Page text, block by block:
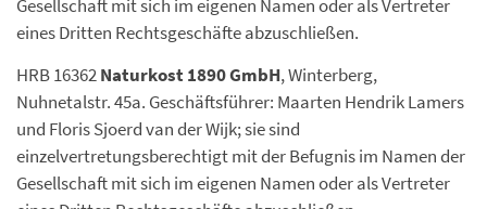
Gesellschaft mit sich im eigenen Namen oder als Vertreter
eines Dritten Rechtsgeschäfte abzuschließen.
HRB 16362Naturkost 1890 GmbH, Winterberg,
Nuhnetalstr. 45a. Geschäftsführer: Maarten Hendrik Lamers
und Floris Sjoerd van der Wijk; sie sind
einzelvertretungsberechtigt mit der Befugnis im Namen der
Gesellschaft mit sich im eigenen Namen oder als Vertreter